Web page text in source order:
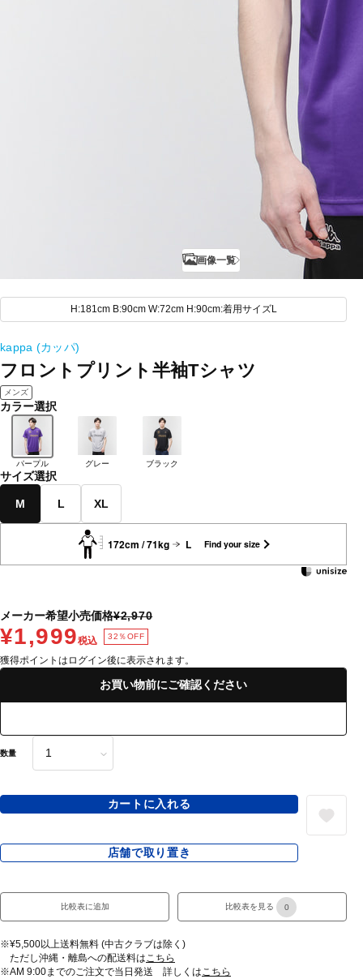
画像一覧
H:181cm B:90cm W:72cm H:90cm:着用サイズL
kappa (カッパ)
フロントプリント半袖Tシャツ
メンズ
カラー選択
パープル グレー ブラック
サイズ選択
M L XL
172cm / 71kg L Find your size
メーカー希望小売価格¥2,970
¥1,999税込 32％OFF
獲得ポイントはログイン後に表示されます。
お買い物前にご確認ください
数量
カートに入れる
店舗で取り置き
比較表に追加 比較表を見る 0
※¥5,500以上送料無料 (中古クラブは除く)
ただし沖縄・離島への配送料はこちら
※AM 9:00までのご注文で当日発送 詳しくはこちら